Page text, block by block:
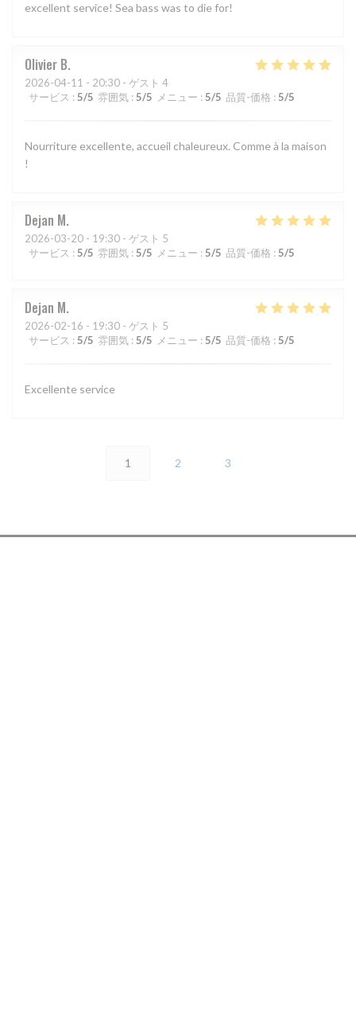
excellent service! Sea bass was to die for!
Olivier B
2026-04-11 - 20:30 - ゲスト 4
サービス : 5/5 雰囲気 : 5/5 メニュー : 5/5 品質-価格 : 5/5
Nourriture excellente, accueil chaleureux. Comme à la maison
!
Dejan M
2026-03-20 - 19:30 - ゲスト 5
サービス : 5/5 雰囲気 : 5/5 メニュー : 5/5 品質-価格 : 5/5
Dejan M
2026-02-16 - 19:30 - ゲスト 5
サービス : 5/5 雰囲気 : 5/5 メニュー : 5/5 品質-価格 : 5/5
Excellente service
1 2 3